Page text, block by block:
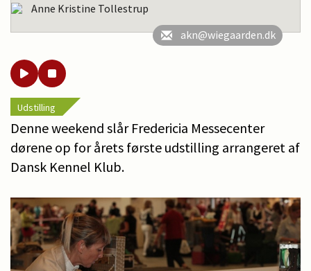
Anne Kristine Tollestrup
akn@wiegaarden.dk
Udstilling
Denne weekend slår Fredericia Messecenter
dørene op for årets første udstilling arrangeret af
Dansk Kennel Klub.